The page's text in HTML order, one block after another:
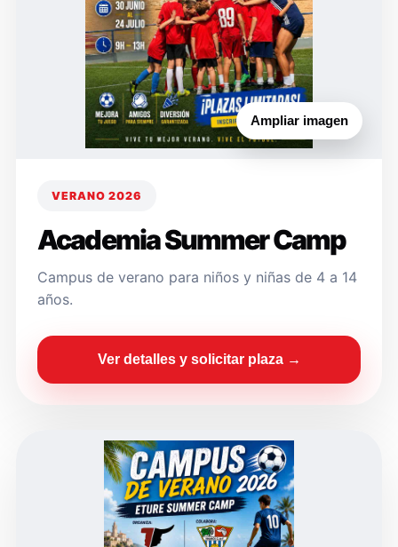
Ampliar imagen
VERANO 2026
Academia Summer Camp
Campus de verano para niños y niñas de 4 a 14
años.
Ver detalles y solicitar plaza →